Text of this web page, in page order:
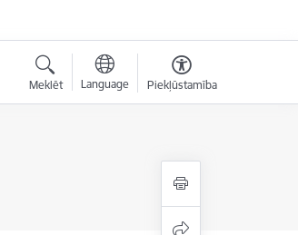
Meklēt Language Piekļūstamība